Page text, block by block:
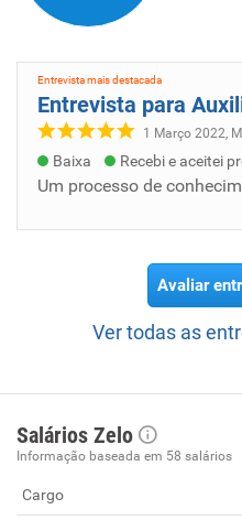
Entrevista mais destacada
Entrevista para
1 Março 2022,
Baixa Recebi e aceitei
Avaliar
Ver todas as
Salários Zelo
Informação baseada em 58 salários
Cargo